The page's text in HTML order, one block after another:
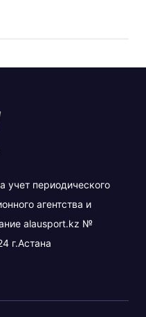
учет периодического
агентства и
alausport.kz №
г.Астана